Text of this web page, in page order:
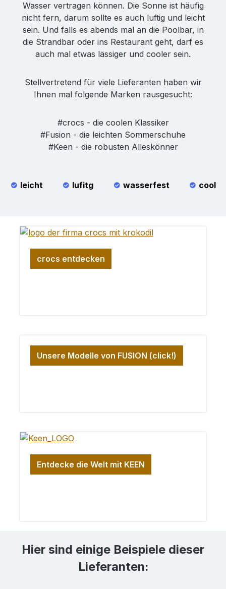
Wasser vertragen können. Die Sonne ist häufig
nicht fern, darum sollte es auch luftig und leicht
sein. Und falls es abends mal an die Poolbar, in
die Strandbar oder ins Restaurant geht, darf es
auch mal etwas lässiger und cooler sein.
Stellvertretend für viele Lieferanten haben wir
Ihnen mal folgende Marken rausgesucht:
#crocs - die coolen Klassiker
#Fusion - die leichten Sommerschuhe
#Keen - die robusten Alleskönner
leicht lufitg wasserfest cool
crocs entdecken
Unsere Modelle von FUSION (click!)
Entdecke die Welt mit KEEN
Hier sind einige Beispiele dieser
Lieferanten: